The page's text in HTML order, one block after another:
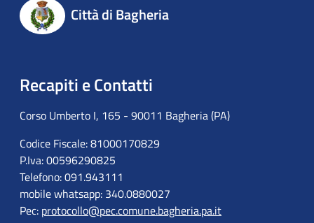
Città di Bagheria
Recapiti e Contatti
Corso Umberto I, 165 - 90011 Bagheria (PA)
Codice Fiscale: 81000170829
P.Iva: 00596290825
Telefono: 091.943111
mobile whatsapp: 340.0880027
Pec: protocollo@pec.comune.bagheria.pa.it